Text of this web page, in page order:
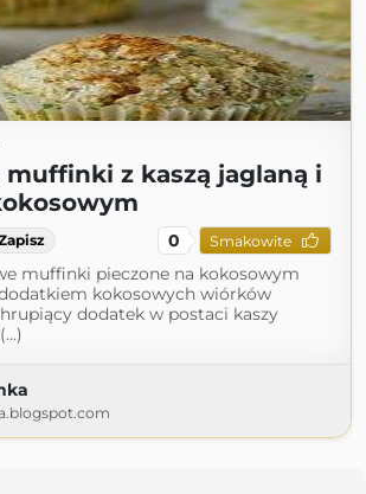
muffinki z kaszą jaglaną i
0 Smakowite
muffinki pieczone na kokosowym
kokosowych wiórków
dodatek w postaci kaszy